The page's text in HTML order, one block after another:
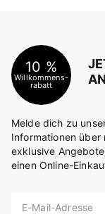
10 %
Willkommens-
rabatt
Melde dich zu
Informationen über
exklusive
einen Online-
E-Mail-Adresse